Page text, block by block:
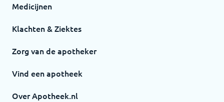
Medicijnen
Klachten & Ziektes
Zorg van de apotheker
Vind een apotheek
Over Apotheek.nl